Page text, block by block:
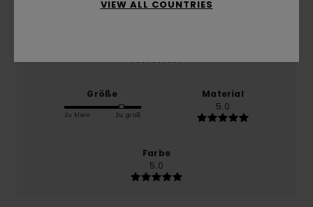
Größe
Zu klein Zu groß
Material
5.0
Farbe
5.0
VIEW ALL COUNTRIES